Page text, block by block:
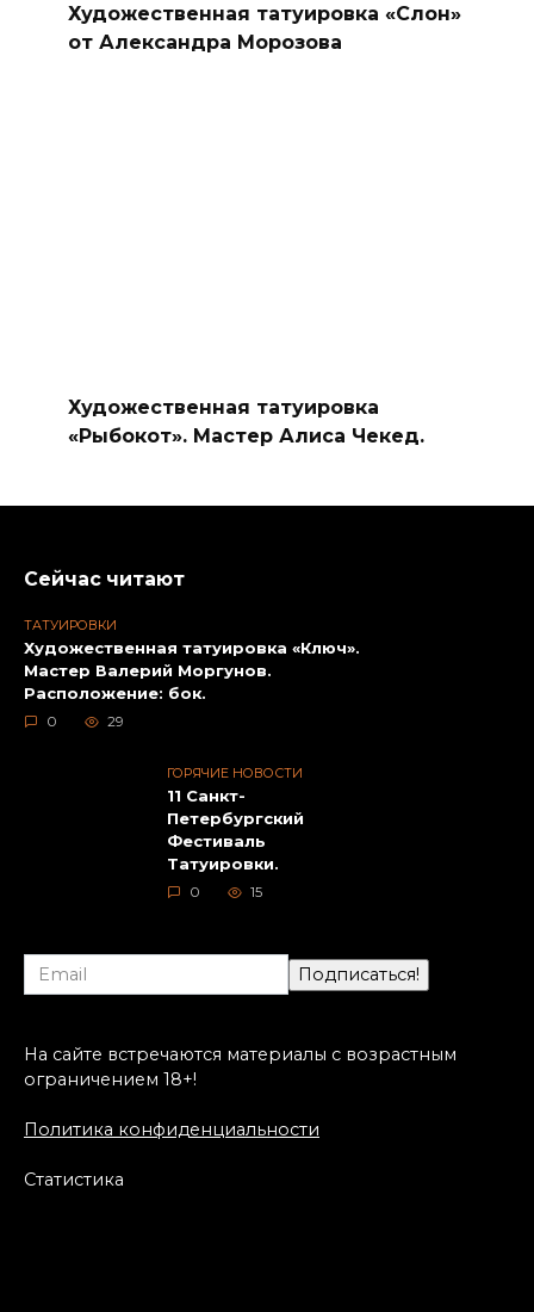
Художественная татуировка «Слон»
от Александра Морозова
Художественная татуировка
«Рыбокот». Мастер Алиса Чекед.
Сейчас читают
ТАТУИРОВКИ
Художественная татуировка «Ключ».
Мастер Валерий Моргунов.
Расположение: бок.
0 29
ГОРЯЧИЕ НОВОСТИ
11 Санкт-
Петербургский
Фестиваль
Татуировки.
0 15
На сайте встречаются материалы с возрастным
ограничением 18+!
Политика конфиденциальности
Статистика